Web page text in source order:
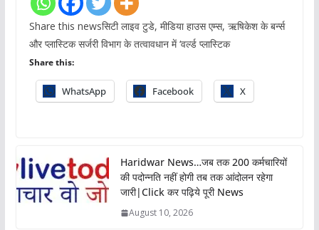
Share this newsसिटी लाइव टुडे, मीडिया हाउस एम्स, ऋषिकेश के बर्न्स
और प्लास्टिक सर्जरी विभाग के तत्वावधान में ‘वर्ल्ड प्लास्टिक
Share this:
WhatsApp Facebook X
Haridwar News…जब तक 200 कर्मचारियों
की पदोन्नति नहीं होगी तब तक आंदोलन रहेगा
जारी|Click कर पढ़िये पूरी News
August 10, 2026